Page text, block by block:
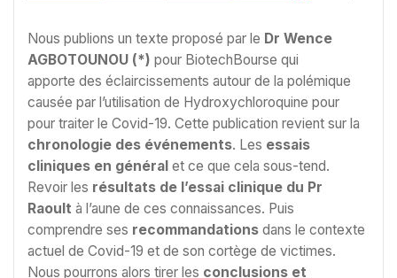
Nous publions un texte proposé par le Dr Wence
AGBOTOUNOU (*) pour BiotechBourse qui
apporte des éclaircissements autour de la polémique
causée par l’utilisation de Hydroxychloroquine pour
pour traiter le Covid-19. Cette publication revient sur la
chronologie des événements. Les essais
cliniques en général et ce que cela sous-tend.
Revoir les résultats de l’essai clinique du Pr
Raoult à l’aune de ces connaissances. Puis
comprendre ses recommandations dans le contexte
actuel de Covid-19 et de son cortège de victimes.
Nous pourrons alors tirer les conclusions et